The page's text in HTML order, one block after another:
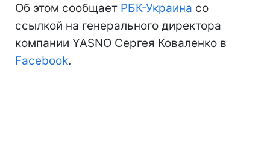
Об этом сообщает РБК-Украина со
ссылкой на генерального директора
компании YASNO Сергея Коваленко в
Facebook.